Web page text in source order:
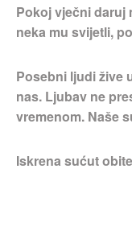
Pokoj vječni daruj
neka mu svijetli,
Posebni ljudi žive
nas. Ljubav ne
vremenom. Naše
Iskrena sućut